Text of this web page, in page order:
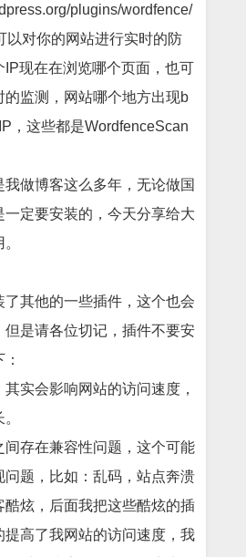
plugins/wordfence/
以对你的网站进行实时的防
IP现在在浏览哪个页面，也可
的监测，网站哪个地方出现b
，这些都是WordfenceScan
我做博客这么多年，无论做国
一定要安装的，今天分享给大
了其他的一些插件，这个也会
但是请各位切记，插件不要安
实会影响网站的访问速度，
间存在兼容性问题，这个可能
问题，比如：乱码，站点奔溃
酷炫，后面我把这些酷炫的插
提高了我网站的访问速度，我